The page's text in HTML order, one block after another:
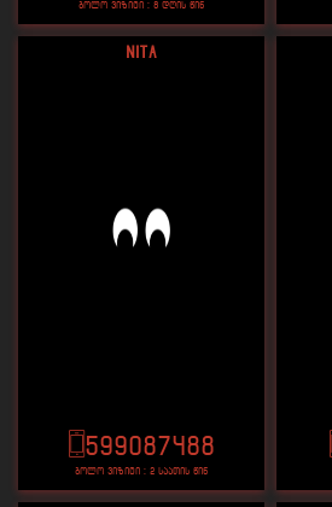
ბოლო ვიზიტი : 8 დღის წინ
NITA
599087488
ბოლო ვიზიტი : 2 საათის წინ